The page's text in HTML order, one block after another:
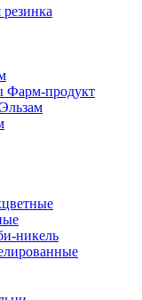
Фарм-продукт
никель